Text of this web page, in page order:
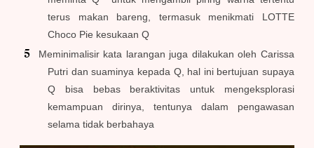
terus makan bareng, termasuk menikmati LOTTE
Choco Pie kesukaan Q
Meminimalisir kata larangan juga dilakukan oleh Carissa
Putri dan suaminya kepada Q, hal ini bertujuan supaya
Q bisa bebas beraktivitas untuk mengeksplorasi
kemampuan dirinya, tentunya dalam pengawasan
selama tidak berbahaya